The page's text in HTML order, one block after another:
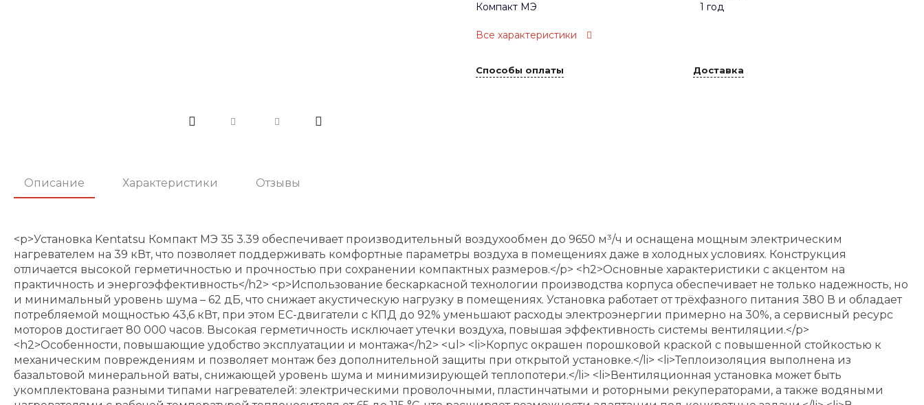
Компакт МЭ
1 год
Все характеристики
Способы оплаты Доставка
Описание Характеристики Отзывы
<p>Установка Kentatsu Компакт МЭ 35 3.39 обеспечивает производительный воздухообмен до 9650 м³/ч и оснащена мощным электрическим
нагревателем на 39 кВт, что позволяет поддерживать комфортные параметры воздуха в помещениях даже в холодных условиях. Конструкция
отличается высокой герметичностью и прочностью при сохранении компактных размеров.</p> <h2>Основные характеристики с акцентом на
практичность и энергоэффективность</h2> <p>Использование бескаркасной технологии производства корпуса обеспечивает не только надежность, но
и минимальный уровень шума – 62 дБ, что снижает акустическую нагрузку в помещениях. Установка работает от трёхфазного питания 380 В и обладает
потребляемой мощностью 43,6 кВт, при этом ЕС-двигатели с КПД до 92% уменьшают расходы электроэнергии примерно на 30%, а сервисный ресурс
моторов достигает 80 000 часов. Высокая герметичность исключает утечки воздуха, повышая эффективность системы вентиляции.</p>
<h2>Особенности, повышающие удобство эксплуатации и монтажа</h2> <ul> <li>Корпус окрашен порошковой краской с повышенной стойкостью к
механическим повреждениям и позволяет монтаж без дополнительной защиты при открытой установке.</li> <li>Теплоизоляция выполнена из
базальтовой минеральной ваты, снижающей уровень шума и минимизирующей теплопотери.</li> <li>Вентиляционная установка может быть
укомплектована разными типами нагревателей: электрическими проволочными, пластинчатыми и роторными рекуператорами, а также водяными